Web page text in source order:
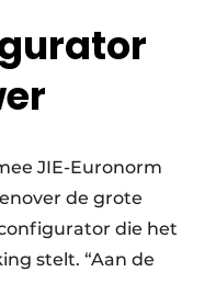
JIE-Euronorm
de grote
die het
stelt. “Aan de